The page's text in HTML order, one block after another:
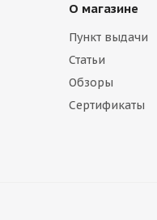
О магазине
Пункт выдачи
Статьи
Обзоры
Сертификаты